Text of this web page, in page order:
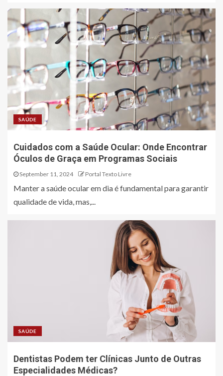
SAÚDE
Cuidados com a Saúde Ocular: Onde Encontrar
Óculos de Graça em Programas Sociais
September 11, 2024 Portal Texto Livre
Manter a saúde ocular em dia é fundamental para garantir
qualidade de vida, mas,...
SAÚDE
Dentistas Podem ter Clínicas Junto de Outras
Especialidades Médicas?